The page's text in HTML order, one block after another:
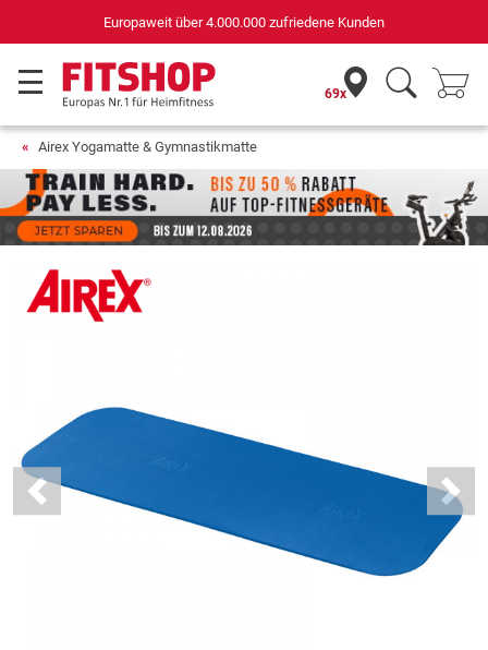
für Sportgeräte (n-tv+DISQ 2016-2024)
69x
Airex Yogamatte & Gymnastikmatte
Previous Next